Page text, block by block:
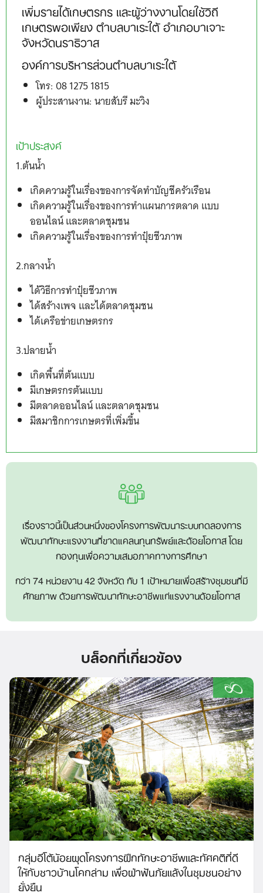
เพิ่มรายได้เกษตรกร และผู้ว่างงานโดยใช้วิถี
เกษตรพอเพียง ตำบลบาเระใต้ อำเภอบาเจาะ
จังหวัดนราธิวาส
องค์การบริหารส่วนตำบลบาเระใต้
โทร: 08 1275 1815
ผู้ประสานงาน: นายสับรี มะวิง
เป้าประสงค์
1.ต้นน้ำ
เกิดความรู้ในเรื่องของการจัดทำบัญชีครัวเรือน
เกิดความรู้ในเรื่องของการทำแผนการตลาด แบบ
ออนไลน์ และตลาดชุมชน
เกิดความรู้ในเรื่องของการทำปุ๋ยชีวภาพ
2.กลางน้ำ
ได้วิธีการทำปุ๋ยชีวภาพ
ได้สร้างเพจ และได้ตลาดชุมชน
ได้เครือข่ายเกษตรกร
3.ปลายน้ำ
เกิดพื้นที่ต้นแบบ
มีเกษตรกรต้นแบบ
มีตลาดออนไลน์ และตลาดชุมชน
มีสมาชิกการเกษตรที่เพิ่มขึ้น
เรื่องราวนี้เป็นส่วนหนึ่งของโครงการพัฒนาระบบทดลองการ
พัฒนาทักษะแรงงานที่ขาดแคลนทุนทรัพย์และด้อยโอกาส โดย
กองทุนเพื่อความเสมอภาคทางการศึกษา
กว่า 74 หน่วยงาน 42 จังหวัด กับ 1 เป้าหมายเพื่อสร้างชุมชนที่มี
ศักยภาพ ด้วยการพัฒนาทักษะอาชีพแก่แรงงานด้อยโอกาส
บล็อกที่เกี่ยวข้อง
กลุ่มอีโต้น้อยผุดโครงการฝึกทักษะอาชีพและทัศคติที่ดี
ให้กับชาวบ้านโคกล่าม เพื่อฝ่าฟันภัยแล้งในชุมชนอย่าง
ยั่งยืน